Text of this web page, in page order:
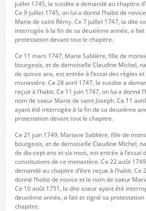
juillet 1745, la susdite a demandé au chapitre
Ce 9 juillet 1745, on lui a donné l’habit de
Marie de saint Rémy. Ce 7 juillet 1747, la dite
interrogée à la fin de sa deuxième année, a fait
protestation devant tout le chapitre.
Ce 11 mars 1747, Marie Sablière, fille de
bourgeois, et de demoiselle Claudine Michel,
de quinze ans, est entrée à l’essai des règles
monastère. Ce 28 avril 1747, la susdite a
reçue à l’habit. Ce 11 juin 1747, on lui a donné
nom de soeur Marie de saint Joseph. Ce 11
ayant été interrogée à la fin de sa deuxième
protestation devant tout le chapitre.
Ce 21 juin 1749, Mariane Sablière, fille de
bourgeois, et de demoiselle Claudine Michel,
de dix-sept ans et six mois, est entrée à l’essai
constitutions de ce monastère. Ce 22 août
demandé au chapitre d’être reçue à l’habit. Ce
donné l’habit de novice et le nom de soeur
Ce 10 août 1751, la dite soeur ayant été
deuxième année, a fait et signé sa protestation
chapitre.